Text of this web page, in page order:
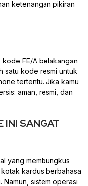
ketenangan pikiran
kode FE/A belakangan
satu kode resmi untuk
tertentu. Jika kamu
aman, resmi, dan
INI SANGAT
yang membungkus
kardus berbahasa
Namun, sistem operasi